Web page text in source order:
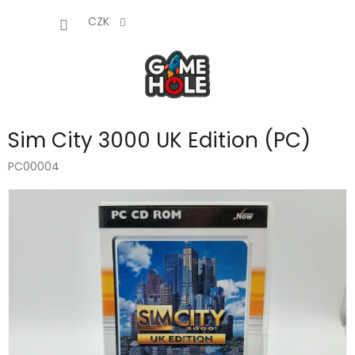
CZK
Sim City 3000 UK Edition (PC)
PC00004